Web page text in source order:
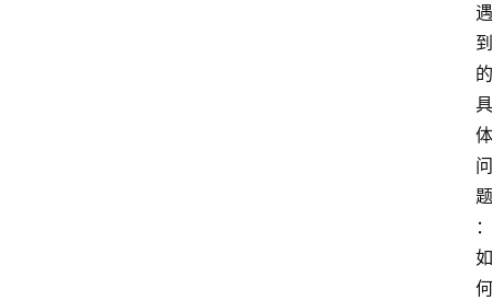
遇
到
的
具
体
问
题
：
如
何